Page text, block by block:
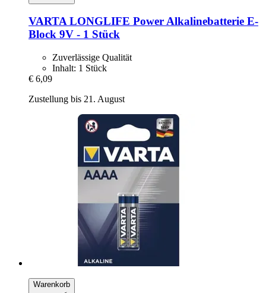
VARTALONGLIFE Power Alkalinebatterie E-​
Block 9V -​ 1 Stück
Zuverlässige Qualität
Inhalt: 1 Stück
€ 6,09
Zustellung bis 21. August
Warenkorb